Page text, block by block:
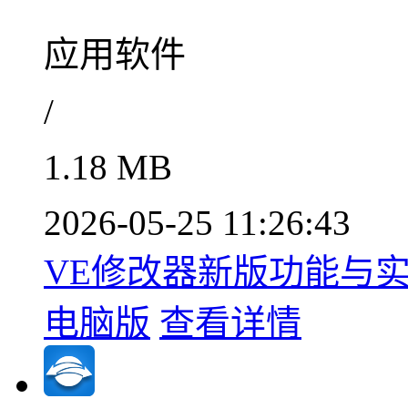
应用软件
/
1.18 MB
2026-05-25 11:26:43
VE修改器新版功能与
电脑版 查看详情